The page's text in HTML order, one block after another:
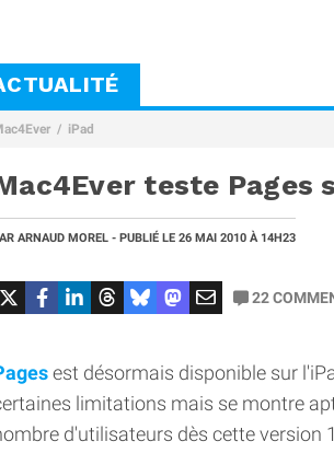
iPad
teste Pages
ARNAUD MOREL - PUBLIÉ LE 26 MAI 2010 À 14H23
22
est désormais disponible sur
limitations mais se montre
d'utilisateurs dès cette version